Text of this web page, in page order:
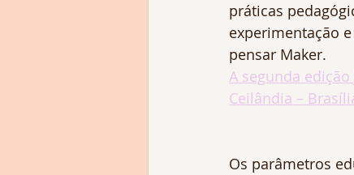
práticas
experimentação
pensar Maker.
A segunda
Ceilândia –
Os parâmetros